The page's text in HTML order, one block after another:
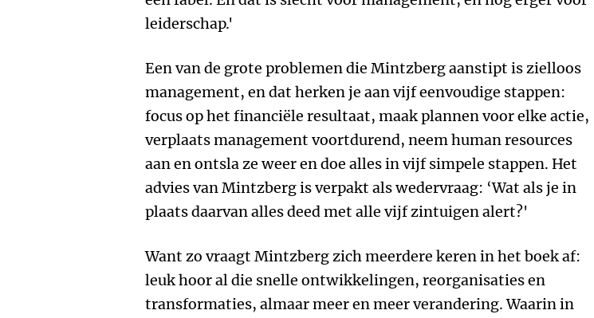
leiderschap.'
Een van de grote problemen die Mintzberg aanstipt is zielloos
management, en dat herken je aan vijf eenvoudige stappen:
focus op het financiële resultaat, maak plannen voor elke actie,
verplaats management voortdurend, neem human resources
aan en ontsla ze weer en doe alles in vijf simpele stappen. Het
advies van Mintzberg is verpakt als wedervraag: ‘Wat als je in
plaats daarvan alles deed met alle vijf zintuigen alert?'
Want zo vraagt Mintzberg zich meerdere keren in het boek af:
leuk hoor al die snelle ontwikkelingen, reorganisaties en
transformaties, almaar meer en meer verandering. Waarin in